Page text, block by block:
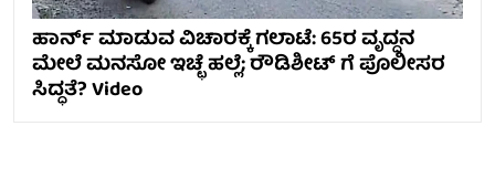
ಹಾರ್ನ್ ಮಾಡುವ ವಿಚಾರಕ್ಕೆ ಗಲಾಟೆ: 65ರ ವೃದ್ಧನ
ಮೇಲೆ ಮನಸೋ ಇಚ್ಛೆ ಹಲ್ಲೆ; ರೌಡಿಶೀಟ್ ಗೆ ಪೊಲೀಸರ
ಸಿದ್ಧತೆ? Video